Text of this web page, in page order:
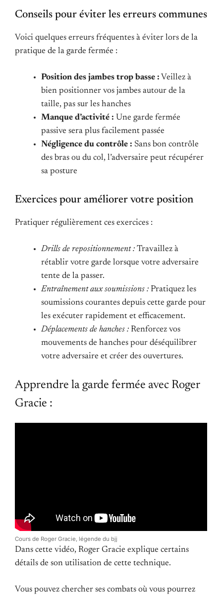
Conseils pour éviter les erreurs communes
Voici quelques erreurs fréquentes à éviter lors de la
pratique de la garde fermée :
Position des jambes trop basse : Veillez à
bien positionner vos jambes autour de la
taille, pas sur les hanches
Manque d’activité : Une garde fermée
passive sera plus facilement passée
Négligence du contrôle : Sans bon contrôle
des bras ou du col, l’adversaire peut récupérer
sa posture
Exercices pour améliorer votre position
Pratiquer régulièrement ces exercices :
Drills de repositionnement :Travaillez à
rétablir votre garde lorsque votre adversaire
tente de la passer.
Entraînement aux soumissions : Pratiquez les
soumissions courantes depuis cette garde pour
les exécuter rapidement et efficacement.
Déplacements de hanches :Renforcez vos
mouvements de hanches pour déséquilibrer
votre adversaire et créer des ouvertures.
Apprendre la garde fermée avec Roger
Gracie :
Cours de Roger Gracie, légende du bjj
Dans cette vidéo, Roger Gracie explique certains
détails de son utilisation de cette technique.
Vous pouvez chercher ses combats où vous pourrez